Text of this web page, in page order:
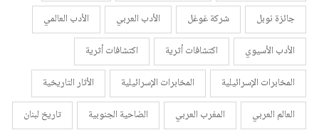
جائزة نوبل
شركة غوغل الأدب العربي
الأدب العالمي
الأدب الأسيوي
اكتشافات أثرية
اكتشافات أثرية
المخابرات الإسرائيلية
المخابرات الإسرائيلية
الأثار التاريخية
العالم العربي
المغرب العربي الضاحية الجنوبية
تاريخ لبنان